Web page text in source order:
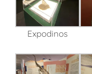
Expodinos